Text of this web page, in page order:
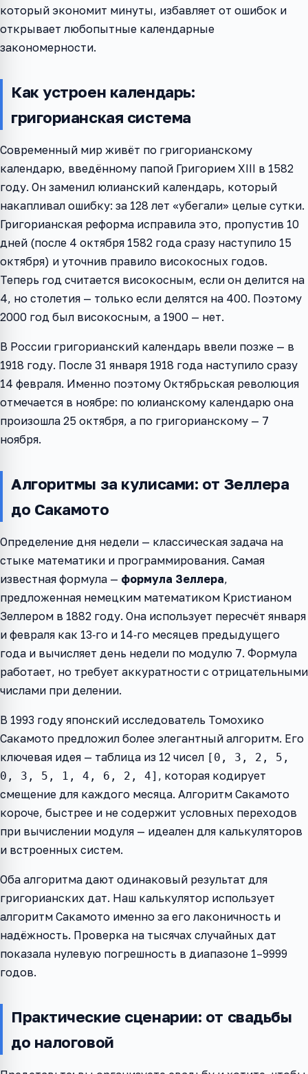
который экономит минуты, избавляет от ошибок и
открывает любопытные календарные
закономерности.
Как устроен календарь:
григорианская система
Современный мир живёт по григорианскому
календарю, введённому папой Григорием XIII в 1582
году. Он заменил юлианский календарь, который
накапливал ошибку: за 128 лет «убегали» целые сутки.
Григорианская реформа исправила это, пропустив 10
дней (после 4 октября 1582 года сразу наступило 15
октября) и уточнив правило високосных годов.
Теперь год считается високосным, если он делится на
4, но столетия — только если делятся на 400. Поэтому
2000 год был високосным, а 1900 — нет.
В России григорианский календарь ввели позже — в
1918 году. После 31 января 1918 года наступило сразу
14 февраля. Именно поэтому Октябрьская революция
отмечается в ноябре: по юлианскому календарю она
произошла 25 октября, а по григорианскому — 7
ноября.
Алгоритмы за кулисами: от Зеллера
до Сакамото
Определение дня недели — классическая задача на
стыке математики и программирования. Самая
известная формула — формула Зеллера,
предложенная немецким математиком Кристианом
Зеллером в 1882 году. Она использует пересчёт января
и февраля как 13‑го и 14‑го месяцев предыдущего
года и вычисляет день недели по модулю 7. Формула
работает, но требует аккуратности с отрицательными
числами при делении.
В 1993 году японский исследователь Томохико
Сакамото предложил более элегантный алгоритм. Его
ключевая идея — таблица из 12 чисел [0, 3, 2, 5,
0, 3, 5, 1, 4, 6, 2, 4] , которая кодирует
смещение для каждого месяца. Алгоритм Сакамото
короче, быстрее и не содержит условных переходов
при вычислении модуля — идеален для калькуляторов
и встроенных систем.
Оба алгоритма дают одинаковый результат для
григорианских дат. Наш калькулятор использует
алгоритм Сакамото именно за его лаконичность и
надёжность. Проверка на тысячах случайных дат
показала нулевую погрешность в диапазоне 1–9999
годов.
Практические сценарии: от свадьбы
до налоговой